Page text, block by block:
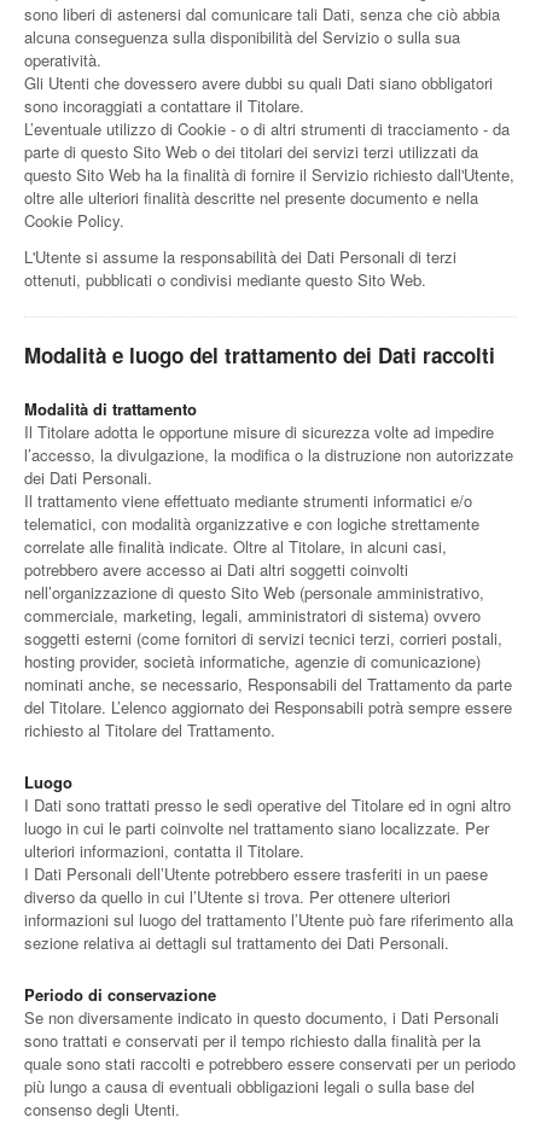
sono liberi di astenersi dal comunicare tali Dati, senza che ciò abbia
alcuna conseguenza sulla disponibilità del Servizio o sulla sua
operatività.
Gli Utenti che dovessero avere dubbi su quali Dati siano obbligatori
sono incoraggiati a contattare il Titolare.
L’eventuale utilizzo di Cookie - o di altri strumenti di tracciamento - da
parte di questo Sito Web o dei titolari dei servizi terzi utilizzati da
questo Sito Web ha la finalità di fornire il Servizio richiesto dall'Utente,
oltre alle ulteriori finalità descritte nel presente documento e nella
Cookie Policy.
L'Utente si assume la responsabilità dei Dati Personali di terzi
ottenuti, pubblicati o condivisi mediante questo Sito Web.
Modalità e luogo del trattamento dei Dati raccolti
Modalità di trattamento
Il Titolare adotta le opportune misure di sicurezza volte ad impedire
l’accesso, la divulgazione, la modifica o la distruzione non autorizzate
dei Dati Personali.
Il trattamento viene effettuato mediante strumenti informatici e/o
telematici, con modalità organizzative e con logiche strettamente
correlate alle finalità indicate. Oltre al Titolare, in alcuni casi,
potrebbero avere accesso ai Dati altri soggetti coinvolti
nell’organizzazione di questo Sito Web (personale amministrativo,
commerciale, marketing, legali, amministratori di sistema) ovvero
soggetti esterni (come fornitori di servizi tecnici terzi, corrieri postali,
hosting provider, società informatiche, agenzie di comunicazione)
nominati anche, se necessario, Responsabili del Trattamento da parte
del Titolare. L’elenco aggiornato dei Responsabili potrà sempre essere
richiesto al Titolare del Trattamento.
Luogo
I Dati sono trattati presso le sedi operative del Titolare ed in ogni altro
luogo in cui le parti coinvolte nel trattamento siano localizzate. Per
ulteriori informazioni, contatta il Titolare.
I Dati Personali dell’Utente potrebbero essere trasferiti in un paese
diverso da quello in cui l’Utente si trova. Per ottenere ulteriori
informazioni sul luogo del trattamento l’Utente può fare riferimento alla
sezione relativa ai dettagli sul trattamento dei Dati Personali.
Periodo di conservazione
Se non diversamente indicato in questo documento, i Dati Personali
sono trattati e conservati per il tempo richiesto dalla finalità per la
quale sono stati raccolti e potrebbero essere conservati per un periodo
più lungo a causa di eventuali obbligazioni legali o sulla base del
consenso degli Utenti.